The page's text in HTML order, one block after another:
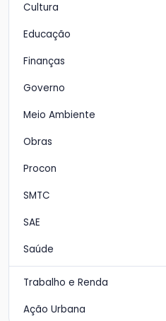
Cultura
Educação
Finanças
Governo
Meio Ambiente
Obras
Procon
SMTC
SAE
Saúde
Trabalho e Renda
Ação Urbana